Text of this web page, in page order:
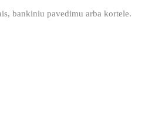
bankiniu pavedimu arba kortele.